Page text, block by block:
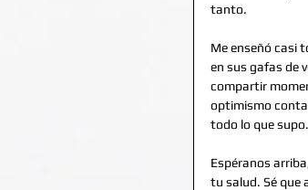
tanto.
Me enseñó casi
en sus gafas de
compartir
optimismo
todo lo que supo.
Espéranos
tu salud. Sé que